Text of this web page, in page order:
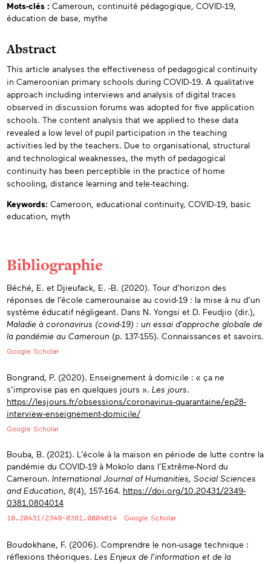
Mots-clés : Cameroun, continuité pédagogique, COVID-19,
éducation de base, mythe
Abstract
This article analyses the effectiveness of pedagogical continuity
in Cameroonian primary schools during COVID-19. A qualitative
approach including interviews and analysis of digital traces
observed in discussion forums was adopted for five application
schools. The content analysis that we applied to these data
revealed a low level of pupil participation in the teaching
activities led by the teachers. Due to organisational, structural
and technological weaknesses, the myth of pedagogical
continuity has been perceptible in the practice of home
schooling, distance learning and tele-teaching.
Keywords: Cameroon, educational continuity, COVID-19, basic
education, myth
Appendices
Bibliographie
Béché, E. et Djieufack, E. -B. (2020). Tour d’horizon des
réponses de l’école camerounaise au covid-19 : la mise à nu d’un
système éducatif négligeant. Dans N. Yongsi et D. Feudjio (dir.),
Maladie à coronavirus (covid-19) : un essai d’approche globale de
la pandémie au Cameroun (p. 137-155). Connaissances et savoirs.
Google Scholar
Bongrand, P. (2020). Enseignement à domicile : « ça ne
s’improvise pas en quelques jours ». Les jours.
https://lesjours.fr/obsessions/coronavirus-quarantaine/ep28-
interview-enseignement-domicile/
Google Scholar
Bouba, B. (2021). L’école à la maison en période de lutte contre la
pandémie du COVID-19 à Mokolo dans l’Extrême-Nord du
Cameroun. International Journal of Humanities, Social Sciences
and Education, 8(4), 157-164. https://doi.org/10.20431/2349-
0381.0804014
10.20431/2349-0381.0804014 Google Scholar
Boudokhane, F. (2006). Comprendre le non-usage technique :
réflexions théoriques. Les Enjeux de l’information et de la